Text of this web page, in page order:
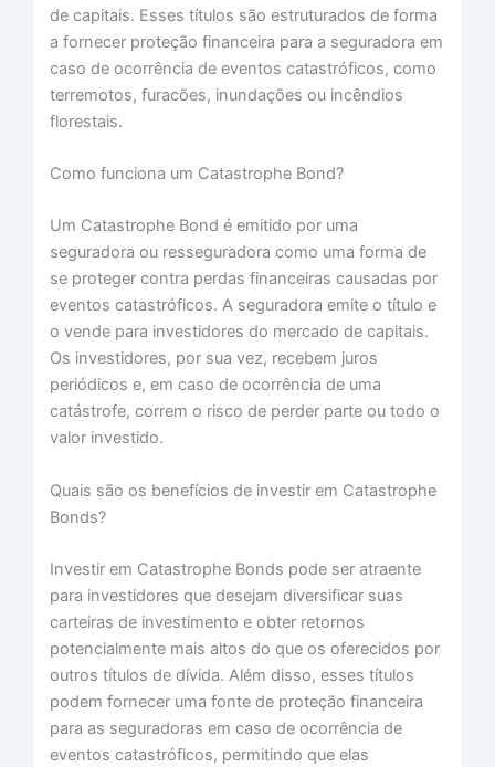
de capitais. Esses títulos são estruturados de forma
a fornecer proteção financeira para a seguradora em
caso de ocorrência de eventos catastróficos, como
terremotos, furacões, inundações ou incêndios
florestais.
Como funciona um Catastrophe Bond?
Um Catastrophe Bond é emitido por uma
seguradora ou resseguradora como uma forma de
se proteger contra perdas financeiras causadas por
eventos catastróficos. A seguradora emite o título e
o vende para investidores do mercado de capitais.
Os investidores, por sua vez, recebem juros
periódicos e, em caso de ocorrência de uma
catástrofe, correm o risco de perder parte ou todo o
valor investido.
Quais são os benefícios de investir em Catastrophe
Bonds?
Investir em Catastrophe Bonds pode ser atraente
para investidores que desejam diversificar suas
carteiras de investimento e obter retornos
potencialmente mais altos do que os oferecidos por
outros títulos de dívida. Além disso, esses títulos
podem fornecer uma fonte de proteção financeira
para as seguradoras em caso de ocorrência de
eventos catastróficos, permitindo que elas